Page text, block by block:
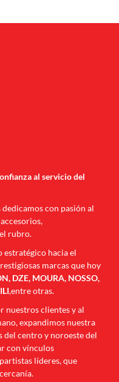
al servicio del
con pasión al
rubro.
estratégico hacia el
marcas que hoy
DZE, MOURA, NOSSO,
,entre otras.
nuestros clientes y al
expandimos nuestra
del centro y noroeste del
con vínculos
líderes, que